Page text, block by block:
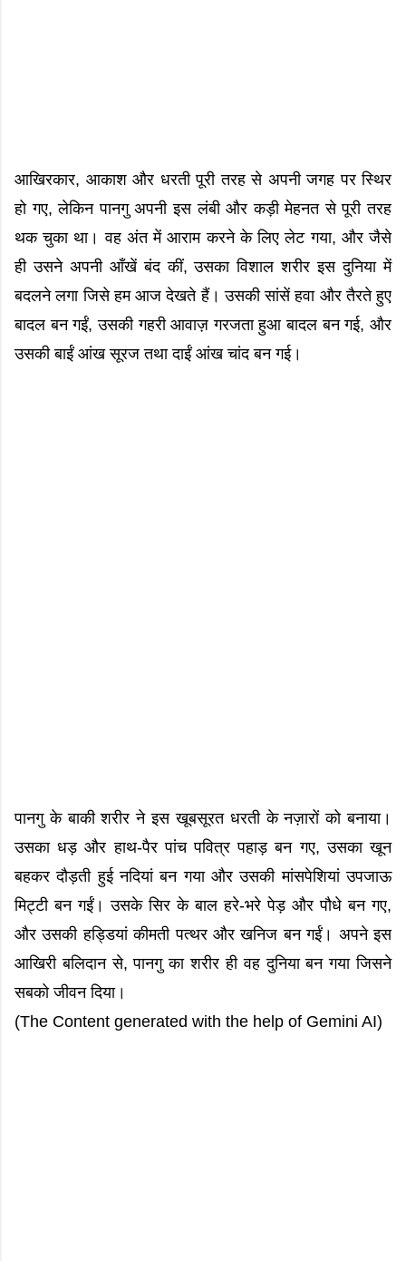
आखिरकार, आकाश और धरती पूरी तरह से अपनी जगह पर स्थिर
हो गए, लेकिन पानगु अपनी इस लंबी और कड़ी मेहनत से पूरी तरह
थक चुका था। वह अंत में आराम करने के लिए लेट गया, और जैसे
ही उसने अपनी आँखें बंद कीं, उसका विशाल शरीर इस दुनिया में
बदलने लगा जिसे हम आज देखते हैं। उसकी सांसें हवा और तैरते हुए
बादल बन गईं, उसकी गहरी आवाज़ गरजता हुआ बादल बन गई, और
उसकी बाईं आंख सूरज तथा दाईं आंख चांद बन गई।
पानगु के बाकी शरीर ने इस खूबसूरत धरती के नज़ारों को बनाया।
उसका धड़ और हाथ-पैर पांच पवित्र पहाड़ बन गए, उसका खून
बहकर दौड़ती हुई नदियां बन गया और उसकी मांसपेशियां उपजाऊ
मिट्टी बन गईं। उसके सिर के बाल हरे-भरे पेड़ और पौधे बन गए,
और उसकी हड्डियां कीमती पत्थर और खनिज बन गईं। अपने इस
आखिरी बलिदान से, पानगु का शरीर ही वह दुनिया बन गया जिसने
सबको जीवन दिया।
(The Content generated with the help of Gemini AI)